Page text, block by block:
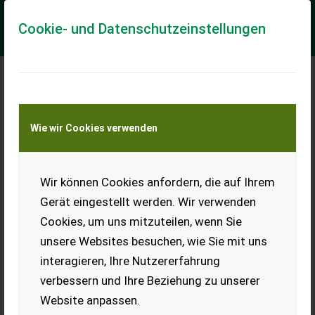
Cookie- und Datenschutzeinstellungen
Wie wir Cookies verwenden
Wir können Cookies anfordern, die auf Ihrem
Gerät eingestellt werden. Wir verwenden
Cookies, um uns mitzuteilen, wenn Sie
unsere Websites besuchen, wie Sie mit uns
interagieren, Ihre Nutzererfahrung
verbessern und Ihre Beziehung zu unserer
Website anpassen.
Meine Transportkostenanfrage
Transport von Land- und Baumaschinen –
KEINE Tiertransporte
Weinbau